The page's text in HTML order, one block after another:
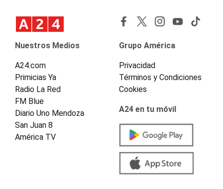
Nuestros Medios
A24.com
Primicias Ya
Radio La Red
FM Blue
Diario Uno Mendoza
San Juan 8
América TV
Grupo América
Privacidad
Términos y Condiciones
Cookies
A24 en tu móvil